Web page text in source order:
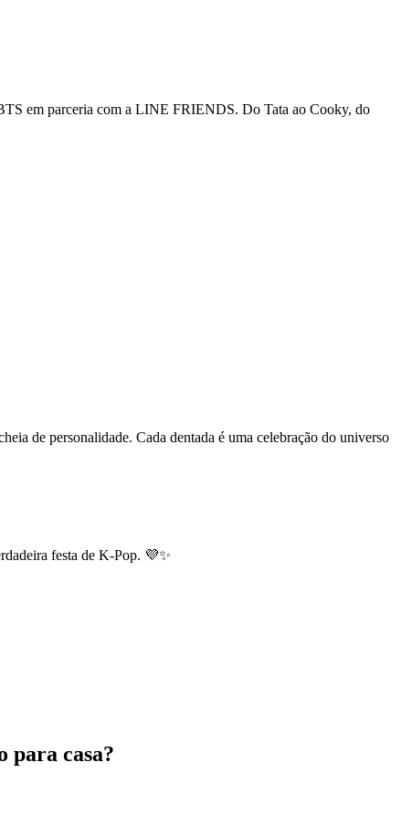
em parceria com a LINE FRIENDS. Do Tata ao Cooky, do
de personalidade. Cada dentada é uma celebração do universo
festa de K-Pop. 💜✨
para casa?